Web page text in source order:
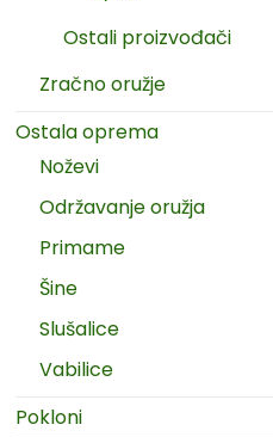
Ostali proizvođači
Zračno oružje
Ostala oprema
Noževi
Održavanje oružja
Primame
Šine
Slušalice
Vabilice
Pokloni